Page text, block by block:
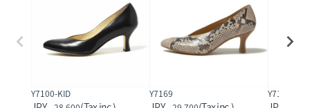
Y7100-KID
Y7169
Y7174